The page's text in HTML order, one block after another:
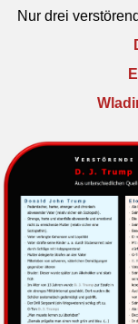
Nur drei